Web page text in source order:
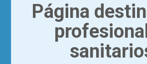
Página